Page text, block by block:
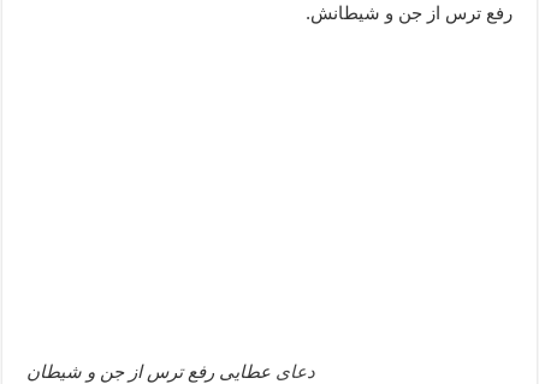
رفع ترس از جن و شیطانش.
دعای عطایی رفع ترس از جن و شیطان